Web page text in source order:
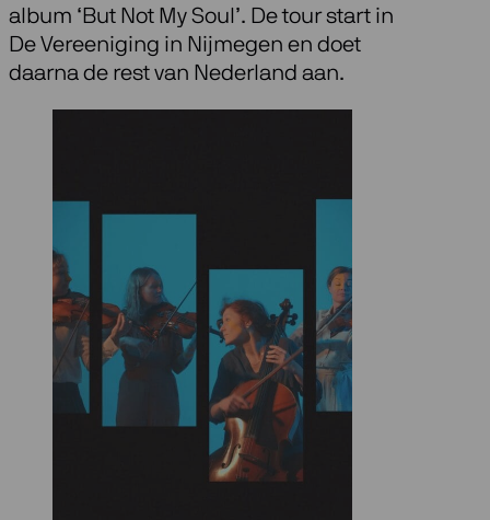
album ‘But Not My Soul’. De tour start in
De Vereeniging in Nijmegen en doet
daarna de rest van Nederland aan.